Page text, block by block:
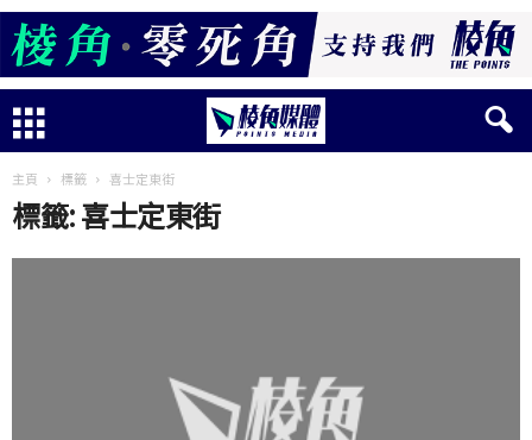
主頁 標籤 喜士定東街
標籤: 喜士定東街